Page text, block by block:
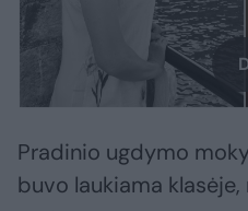
Pradinio ugdymo
buvo laukiama